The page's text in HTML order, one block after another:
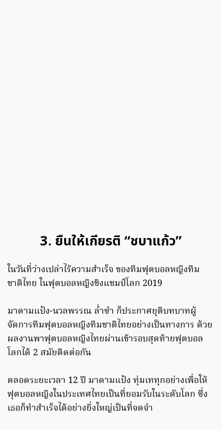
3. ยืนให้เกียรติ “ชบาแก้ว”
ในวันที่ว่างเปล่าไร้ความสำเร็จ ของทีมฟุตบอลหญิงทีม
ชาติไทย ในฟุตบอลหญิงชิงแชมป์โลก 2019
มาดามแป้ง-นวลพรรณ ล่ำซำ ก็ประกาศยุติบทบาทผู้
จัดการทีมฟุตบอลหญิงทีมชาติไทยอย่างเป็นทางการ ด้วย
ผลงานพาฟุตบอลหญิงไทยผ่านเข้ารอบสุดท้ายฟุตบอล
โลกได้ 2 สมัยติดต่อกัน
ตลอดระยะเวลา 12 ปี มาดามแป้ง ทุ่มเททุกอย่างเพื่อให้
ฟุตบอลหญิงในประเทศไทยเป็นที่ยอมรับในระดับโลก ซึ่ง
เธอก็ทำสำเร็จได้อย่างยิ่งใหญ่เป็นที่จดจำ